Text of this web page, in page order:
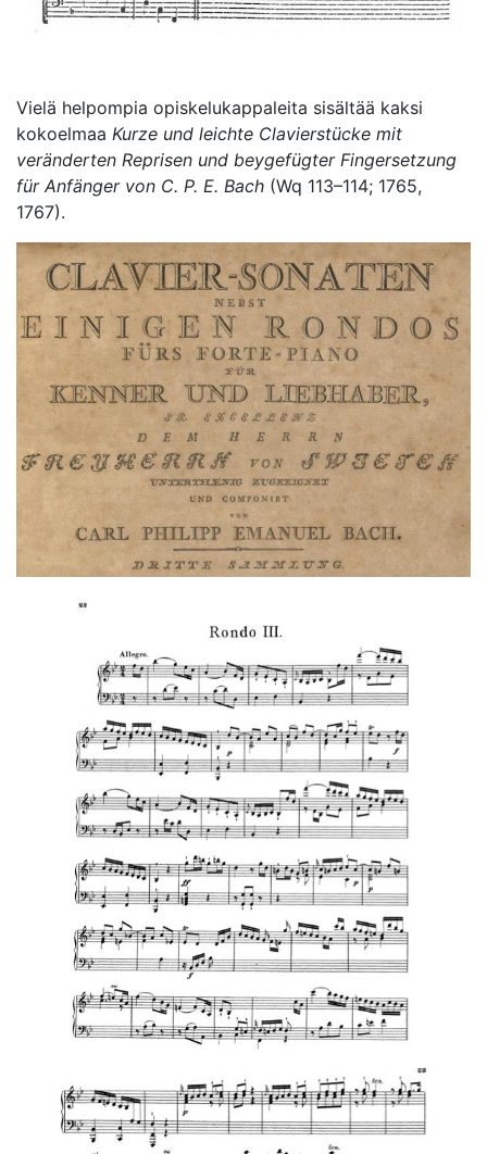
Vielä helpompia opiskelukappaleita sisältää kaksi
kokoelmaa Kurze und leichte Clavierstücke mit
veränderten Reprisen und beygefügter Fingersetzung
für Anfänger von C. P. E. Bach (Wq 113–114; 1765,
1767).